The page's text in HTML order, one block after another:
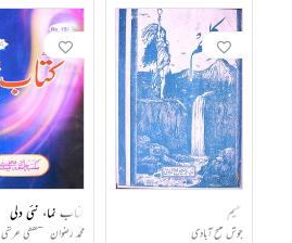
کلیم
جوش ملیح آبادی
کتاب نما، نئی دلی
محمد رضوان مصطفی عرشی